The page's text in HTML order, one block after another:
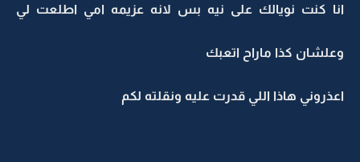
انا كنت نويالك على نيه بس لانه عزيمه امي اطلعت لي
وعلشان كذا ماراح اتعبك
اعذروني هاذا اللي قدرت عليه ونقلته لكم